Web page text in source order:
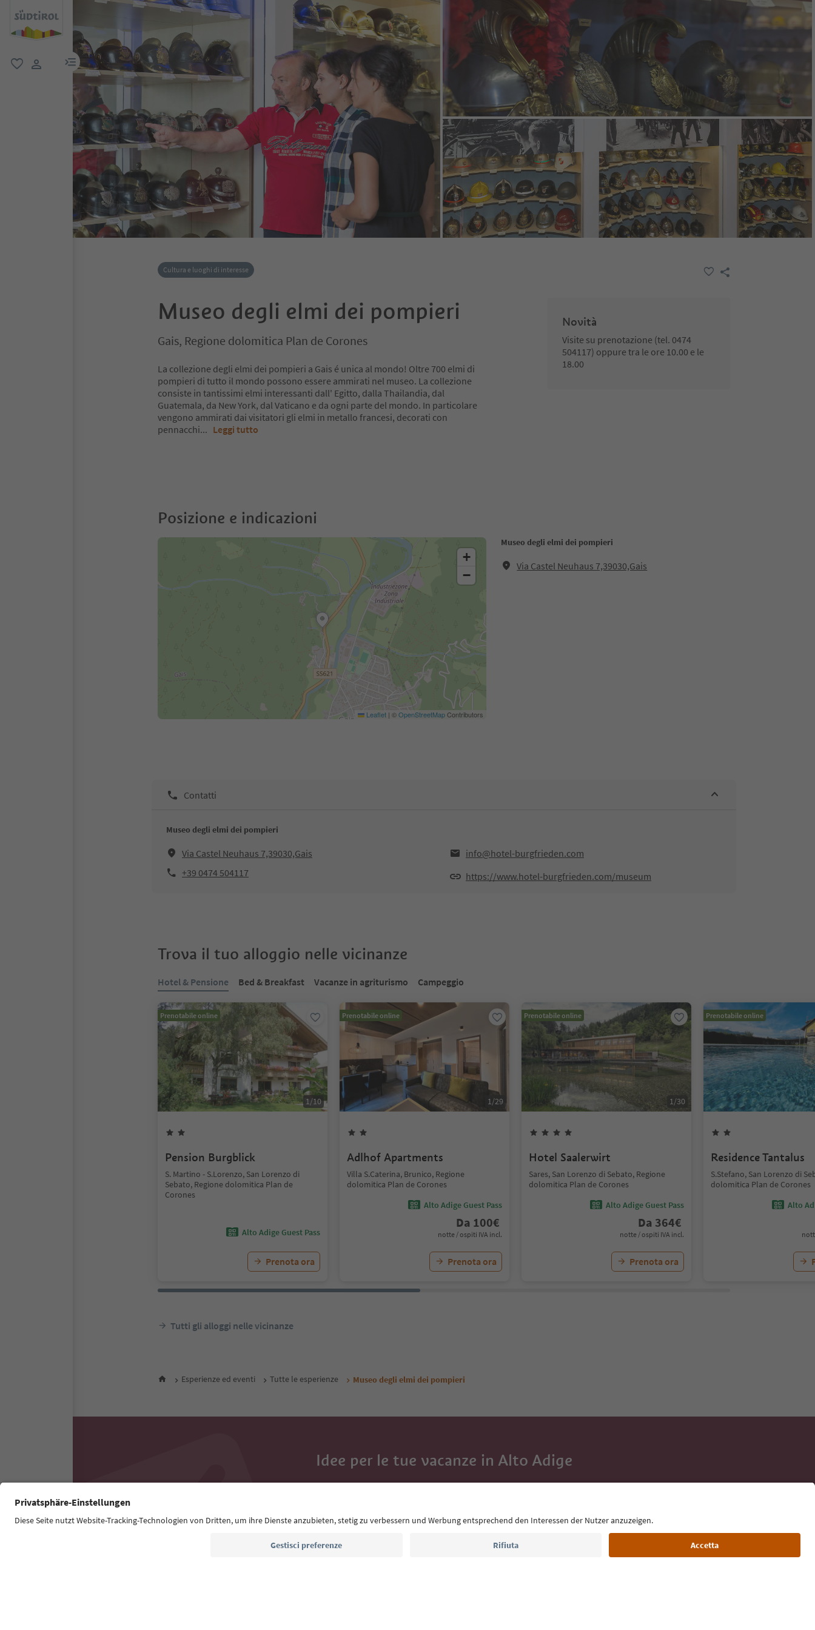
menu link
Cultura e luoghi di interesse
Museo degli elmi dei pompieri
Gais, Regione dolomitica Plan de Corones
La collezione degli elmi dei pompieri a Gais é unica al mondo! Oltre 700 elmi di
pompieri di tutto il mondo possono essere ammirati nel museo. La collezione
consiste in tantissimi elmi interessanti dall' Egitto, dalla Thailandia, dal
Guatemala, da New York, dal Vaticano e da ogni parte del mondo. In particolare
vengono ammirati dai visitatori gli elmi in metallo francesi, decorati con
pennacchi... Leggi tutto
Novità
Visite su prenotazione (tel. 0474
504117) oppure tra le ore 10.00 e le
18.00
Posizione e indicazioni
Museo degli elmi dei pompieri
Via Castel Neuhaus 7,39030,Gais
+
−
Leaflet | ©OpenStreetMapContributors
Contatti
Museo degli elmi dei pompieri
Via Castel Neuhaus 7,39030,Gais
info@hotel-burgfrieden.com
+39 0474 504117
https://www.hotel-burgfrieden.com/museum
Trova il tuo alloggio nelle vicinanze
Hotel & Pensione Bed & Breakfast Vacanze in agriturismo Campeggio
Prenotabile online
1/10
Pension Burgblick
S. Martino - S.Lorenzo, San Lorenzo di
Sebato, Regione dolomitica Plan de
Corones
Alto Adige Guest Pass
Prenota ora
Prenotabile online
1/29
Adlhof Apartments
Villa S.Caterina, Brunico, Regione
dolomitica Plan de Corones
Alto Adige Guest Pass
Da 100€
notte / ospiti IVA incl.
Prenota ora
Prenotabile online
1/30
Hotel Saalerwirt
Sares, San Lorenzo di Sebato, Regione
dolomitica Plan de Corones
Alto Adige Guest Pass
Da 364€
notte / ospiti IVA incl.
Prenota ora
Prenotabile online
Residence Tantalus
S.Stefano, San Lorenzo di
dolomitica Plan de Corones
Alto
Tutti gli alloggi nelle vicinanze
Esperienze ed eventi Tutte le esperienze Museo degli elmi dei pompieri
Idee per le tue vacanze in Alto Adige
Con la newsletter dell’Alto Adige ricevi consigli per le tue vacanze,
Indirizzo e-mail*